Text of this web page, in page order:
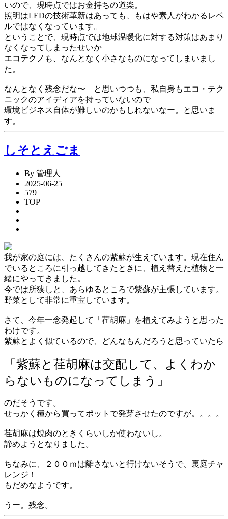
いので、現時点ではお金持ちの道楽。
照明はLEDの技術革新はあっても、もはや素人がわかるレベ
ルではなくなっています。
ということで、現時点では地球温暖化に対する対策はあまり
なくなってしまったせいか
エコテクノも、なんとなく小さなものになってしまいまし
た。
なんとなく残念だな〜 と思いつつも、私自身もエコ・テク
ニックのアイディアを持っていないので
環境ビジネス自体が難しいのかもしれないなー。と思いま
す。
しそとえごま
By 管理人
2025-06-25
579
TOP
我が家の庭には、たくさんの紫蘇が生えています。現在住ん
でいるところに引っ越してきたときに、植え替えた植物と一
緒にやってきました。
今では所狭しと、あらゆるところで紫蘇が主張しています。
野菜として非常に重宝しています。
さて、今年一念発起して「荏胡麻」を植えてみようと思った
わけです。
紫蘇とよく似ているので、どんなもんだろうと思っていたら
「紫蘇と荏胡麻は交配して、よくわか
らないものになってしまう」
のだそうです。
せっかく種から買ってポットで発芽させたのですが。。。。
荏胡麻は焼肉のときくらいしか使わないし。
諦めようとなりました。
ちなみに、２００ｍは離さないと行けないそうで、裏庭チャ
レンジ！
もだめなようです。
うー。残念。